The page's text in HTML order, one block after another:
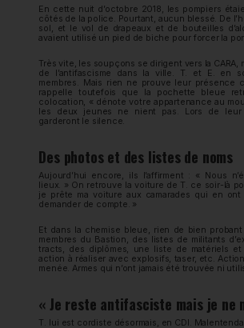
En cette nuit d’octobre 2018, les pompiers
côtés de la police. Pourtant, aucun blessé. De
sol, et le vol de drapeaux et de bouteilles
avaient utilisé un pied de biche pour forcer la
Très vite, les soupçons se dirigent vers la CARA,
de l’antifascisme dans la ville. T. et E. en
membres. Mais rien ne prouve leur présence
rappelle toutefois que la pochette bleue
colocation, « dénote votre appartenance au
les deux jeunes ne nient pas. Lors de
garderont le silence.
Des photos et des listes de noms
Aujourd’hui encore, ils l’affirment : « Nous
lieux. » On retrouve la voiture de T. ce soir-là
je prête ma voiture aux camarades qui en
demander de compte. »
Et dans la chemise bleue, rien de bien
membres du Bastion, des listes de militants
tracts, des diplômes, une liste de matériels
action à réaliser avec explosifs, taser, etc.
menée. Armes qui n’ont jamais été trouvée ni
« Je reste antifasciste mais je ne
T. lui est cordiste désormais, en CDI.